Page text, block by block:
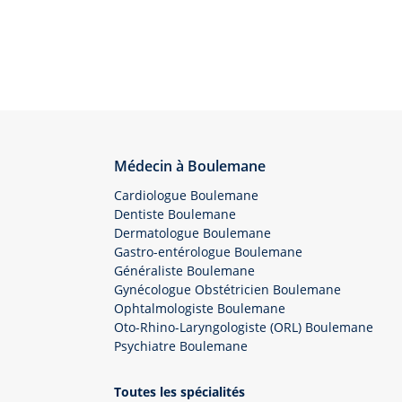
Médecin à Boulemane
Cardiologue Boulemane
Dentiste Boulemane
Dermatologue Boulemane
Gastro-entérologue Boulemane
Généraliste Boulemane
Gynécologue Obstétricien Boulemane
Ophtalmologiste Boulemane
Oto-Rhino-Laryngologiste (ORL) Boulemane
Psychiatre Boulemane
Toutes les spécialités